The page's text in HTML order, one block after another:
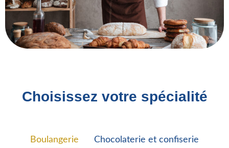
Choisissez votre spécialité
Boulangerie Chocolaterie et confiserie